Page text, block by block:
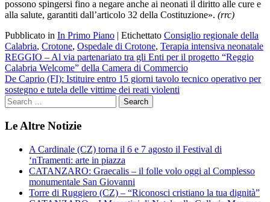
possono spingersi fino a negare anche ai neonati il diritto alle cure e
alla salute, garantiti dall’articolo 32 della Costituzione». (rrc)
Pubblicato in In Primo Piano | Etichettato Consiglio regionale della
Calabria, Crotone, Ospedale di Crotone, Terapia intensiva neonatale
Navigazione
articoli
REGGIO – Al via partenariato tra gli Enti per il progetto “Reggio
Calabria Welcome” della Camera di Commercio
De Caprio (FI): Istituire entro 15 giorni tavolo tecnico operativo per
sostegno e tutela delle vittime dei reati violenti
Le Altre Notizie
A Cardinale (CZ) torna il 6 e 7 agosto il Festival di
‘nTramenti: arte in piazza
CATANZARO: Graecalis – il folle volo oggi al Complesso
monumentale San Giovanni
Torre di Ruggiero (CZ) – “Riconosci cristiano la tua dignità”